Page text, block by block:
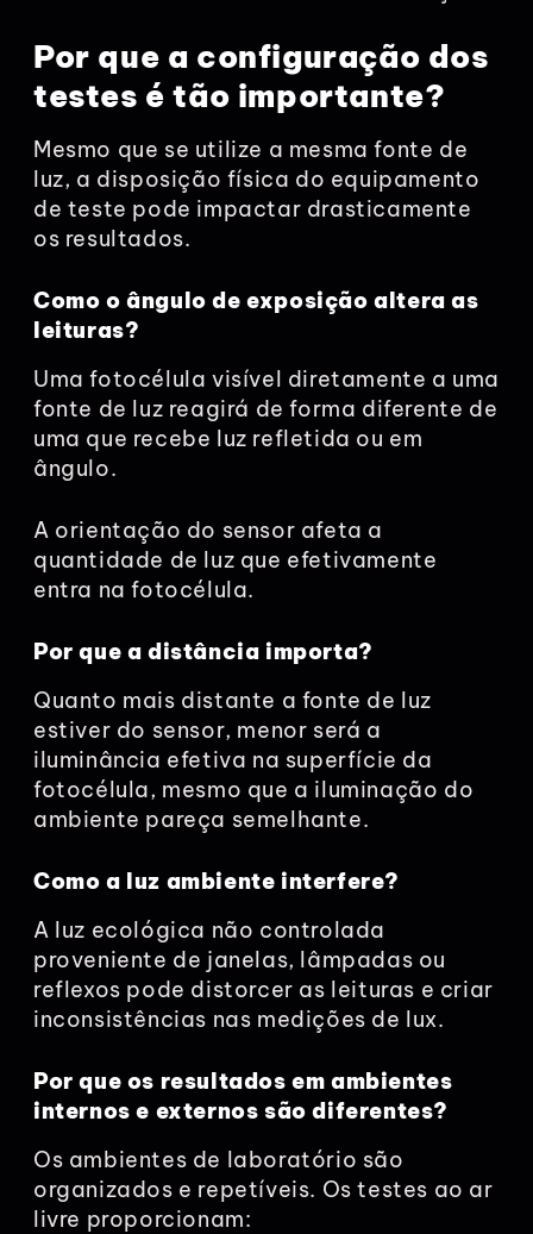
Por que a configuração dos
testes é tão importante?
Mesmo que se utilize a mesma fonte de
luz, a disposição física do equipamento
de teste pode impactar drasticamente
os resultados.
Como o ângulo de exposição altera as
leituras?
Uma fotocélula visível diretamente a uma
fonte de luz reagirá de forma diferente de
uma que recebe luz refletida ou em
ângulo.
A orientação do sensor afeta a
quantidade de luz que efetivamente
entra na fotocélula.
Por que a distância importa?
Quanto mais distante a fonte de luz
estiver do sensor, menor será a
iluminância efetiva na superfície da
fotocélula, mesmo que a iluminação do
ambiente pareça semelhante.
Como a luz ambiente interfere?
A luz ecológica não controlada
proveniente de janelas, lâmpadas ou
reflexos pode distorcer as leituras e criar
inconsistências nas medições de lux.
Por que os resultados em ambientes
internos e externos são diferentes?
Os ambientes de laboratório são
organizados e repetíveis. Os testes ao ar
livre proporcionam: